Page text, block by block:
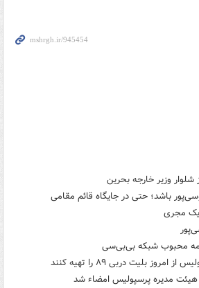
شلوار وزیر خارجه بحرین
باشد؛ حتی در جایگاه قائم مقامی
یک مجری
محبوب شبکه بی‌بی‌سی
بلیت دربی ۸۹ را تهیه کنند
مدیره پرسپولیس امضاء شد